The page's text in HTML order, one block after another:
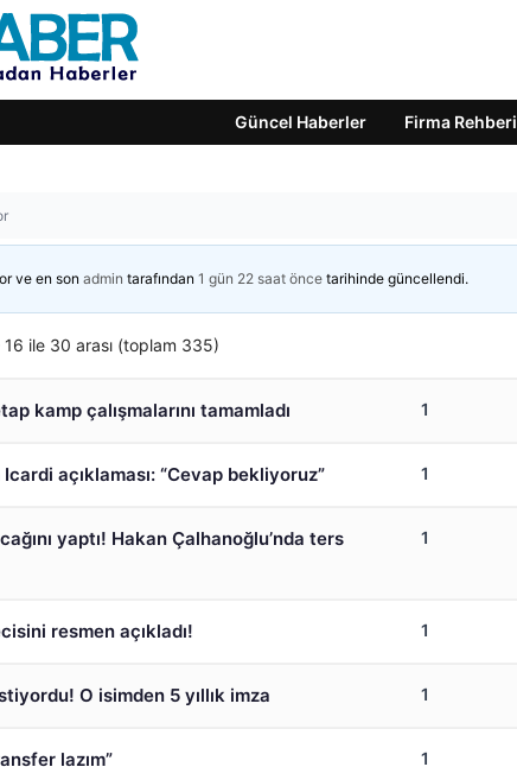
Güncel Haberler Firma Rehberi
ve en son admin tarafından 1 gün 22 saat önce tarihinde güncellendi.
ile 30 arası (toplam 335)
kamp çalışmalarını tamamladı 1
açıklaması: “Cevap bekliyoruz” 1
yaptı! Hakan Çalhanoğlu’nda ters
1
resmen açıkladı! 1
O isimden 5 yıllık imza 1
lazım” 1